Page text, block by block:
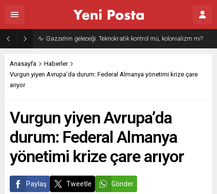
Gazze’nin geleceği: Teknokratik kontrol mü, kolonializm mi?
Anasayfa
Haberler
Vurgun yiyen Avrupa’da durum: Federal Almanya yönetimi krize çare
arıyor
Vurgun yiyen Avrupa’da
durum: Federal Almanya
yönetimi krize çare arıyor
Paylaş Tweetle Gönder